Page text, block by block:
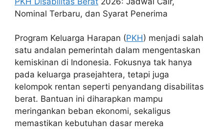
Nominal Terbaru, dan Syarat Penerima
Program Keluarga Harapan (PKH) menjadi salah
satu andalan pemerintah dalam mengentaskan
kemiskinan di Indonesia. Fokusnya tak hanya
pada keluarga prasejahtera, tetapi juga
kelompok rentan seperti penyandang disabilitas
berat. Bantuan ini diharapkan mampu
meringankan beban ekonomi, sekaligus
memastikan kebutuhan dasar mereka